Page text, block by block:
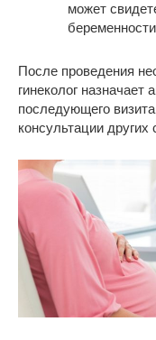
может
После проведения
гинеколог
последующего
консультации других